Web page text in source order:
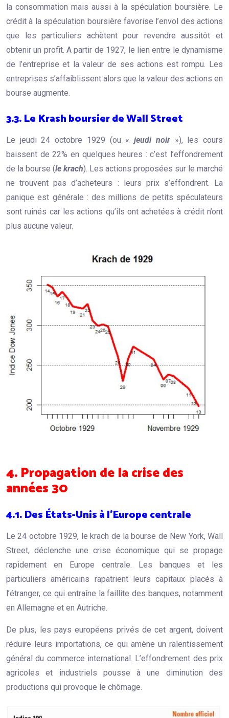
la consommation mais aussi à la spéculation boursière. Le
crédit à la spéculation boursière favorise l’envol des actions
que les particuliers achètent pour revendre aussitôt et
obtenir un profit. A partir de 1927, le lien entre le dynamisme
de l’entreprise et la valeur de ses actions est rompu. Les
entreprises s’affaiblissent alors que la valeur des actions en
bourse augmente.
3.3. Le Krash boursier de Wall Street
Le jeudi 24 octobre 1929 (ou «jeudi noir»), les cours
baissent de 22% en quelques heures : c’est l’effondrement
de la bourse (le krach). Les actions proposées sur le marché
ne trouvent pas d’acheteurs : leurs prix s’effondrent. La
panique est générale : des millions de petits spéculateurs
sont ruinés car les actions qu’ils ont achetées à crédit n’ont
plus aucune valeur.
4. Propagation de la crise des
années 30
4.1. Des États-Unis à l’Europe centrale
Le 24 octobre 1929, le krach de la bourse de New York, Wall
Street, déclenche une crise économique qui se propage
rapidement en Europe centrale. Les banques et les
particuliers américains rapatrient leurs capitaux placés à
l’étranger, ce qui entraîne la faillite des banques, notamment
en Allemagne et en Autriche.
De plus, les pays européens privés de cet argent, doivent
réduire leurs importations, ce qui amène un ralentissement
général du commerce international. L’effondrement des prix
agricoles et industriels pousse à une diminution des
productions qui provoque le chômage.